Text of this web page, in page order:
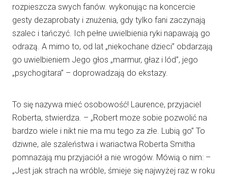
rozpieszcza swych fanów. wykonując na koncercie
gesty dezaprobaty i znużenia, gdy tylko fani zaczynają
szalec i tańczyć. Ich pełne uwielbienia ryki napawają go
odrazą. A mimo to, od lat „niekochane dzieci” obdarzają
go uwielbieniem Jego głos „marmur, głaz i lód”, jego
„psychogitara” – doprowadzają do ekstazy.
To się nazywa mieć osobowość! Laurence, przyjaciel
Roberta, stwierdza. – „Robert moze sobie pozwolić na
bardzo wiele i nikt nie ma mu tego za złe. Lubią go” To
dziwne, ale szaleństwa i wariactwa Roberta Smitha
pomnazają mu przyjaciół a nie wrogów. Mówią o nim: –
„Jest jak strach na wróble, śmieje się najwyżej raz w roku